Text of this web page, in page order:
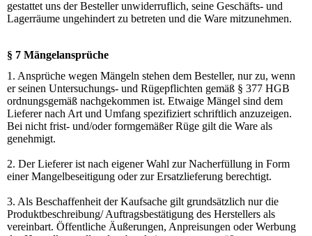
gestattet uns der Besteller unwiderruflich, seine Geschäfts- und
Lagerräume ungehindert zu betreten und die Ware mitzunehmen.
§ 7 Mängelansprüche
1. Ansprüche wegen Mängeln stehen dem Besteller, nur zu, wenn
er seinen Untersuchungs- und Rügepflichten gemäß § 377 HGB
ordnungsgemäß nachgekommen ist. Etwaige Mängel sind dem
Lieferer nach Art und Umfang spezifiziert schriftlich anzuzeigen.
Bei nicht frist- und/oder formgemäßer Rüge gilt die Ware als
genehmigt.
2. Der Lieferer ist nach eigener Wahl zur Nacherfüllung in Form
einer Mangelbeseitigung oder zur Ersatzlieferung berechtigt.
3. Als Beschaffenheit der Kaufsache gilt grundsätzlich nur die
Produktbeschreibung/ Auftragsbestätigung des Herstellers als
vereinbart. Öffentliche Äußerungen, Anpreisungen oder Werbung